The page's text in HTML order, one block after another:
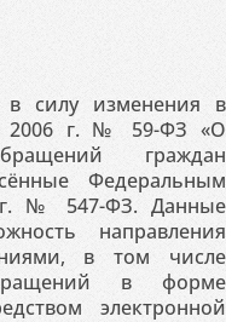
силу изменения в
2006 г. № 59-ФЗ «О
граждан
Федеральным
г. № 547-ФЗ. Данные
направления
в том числе
в форме
электронной